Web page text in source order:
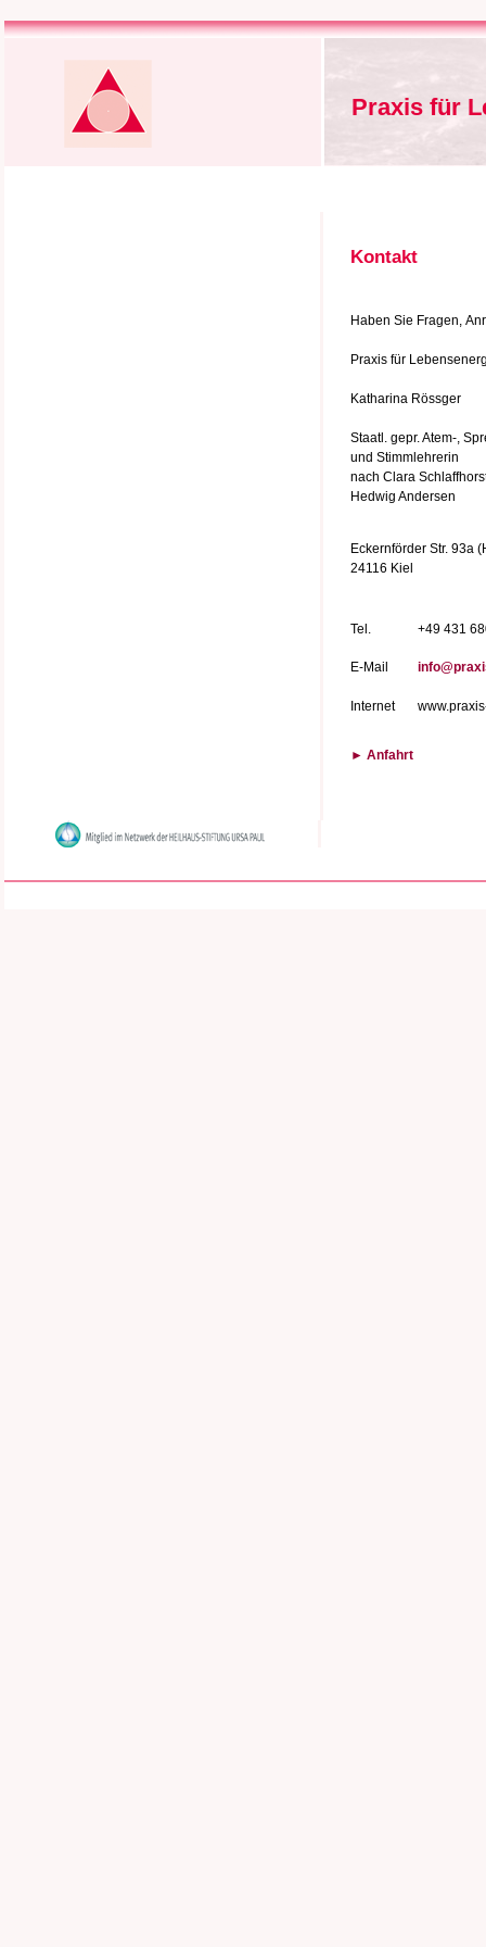
Praxis für
Kontakt
Haben Sie Fragen,
Praxis für
Katharina Rössger
Staatl. gepr. Atem-,
und Stimmlehrerin
nach Clara
Hedwig Andersen
Eckernförder Str. 93a
24116 Kiel
Tel. +49 431
E-Mail
Internet
► Anfahrt